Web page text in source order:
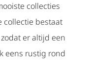
collecties
collectie bestaat
er altijd een
eens rustig rond